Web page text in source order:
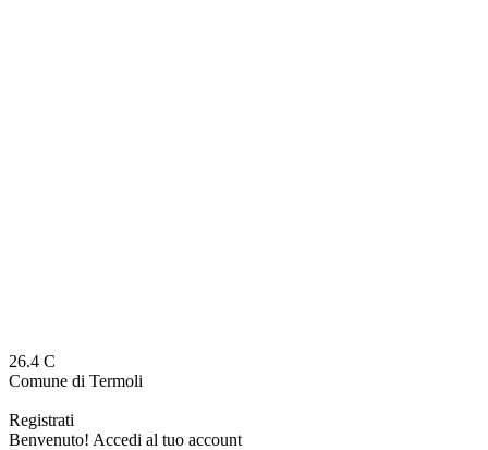
26.4 C
Comune di Termoli
Registrati
Benvenuto! Accedi al tuo account